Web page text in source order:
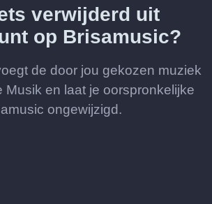
verwijderd uit
op Brisamusic?
de door jou gekozen muziek
Musik en laat je oorspronkelijke
ongewijzigd.